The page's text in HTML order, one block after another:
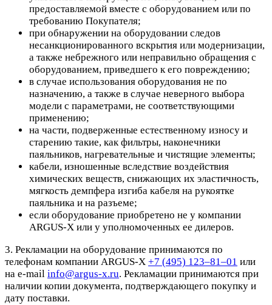
предоставляемой вместе с оборудованием или по
требованию Покупателя;
при обнаружении на оборудовании следов
несанкционированного вскрытия или модернизации,
а также небрежного или неправильно обращения с
оборудованием, приведшего к его повреждению;
в случае использования оборудования не по
назначению, а также в случае неверного выбора
модели с параметрами, не соответствующими
применению;
на части, подверженные естественному износу и
старению такие, как фильтры, наконечники
паяльников, нагревательные и чистящие элементы;
кабели, изношенные вследствие воздействия
химических веществ, снижающих их эластичность,
мягкость демпфера изгиба кабеля на рукоятке
паяльника и на разъеме;
если оборудование приобретено не у компании
ARGUS-X или у уполномоченных ее дилеров.
3. Рекламации на оборудование принимаются по
телефонам компании ARGUS-X +7 (495) 123–81–01 или
на e-mail info@argus-x.ru. Рекламации принимаются при
наличии копии документа, подтверждающего покупку и
дату поставки.